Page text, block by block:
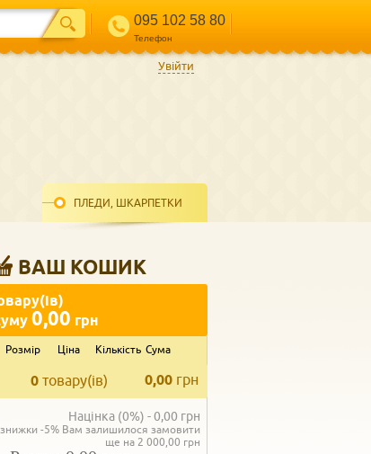
095 102 58 80
Телефон
ПЛЕДИ, ШКАРПЕТКИ
Увійти
ВАШ КОШИК
0,00 грн
Розмір Ціна Кількість Сума
0,00 грн
0 товару(ів)
Націнка (0%) -0,00 грн
-5% Вам залишилося замовити
ще на 2 000,00 грн